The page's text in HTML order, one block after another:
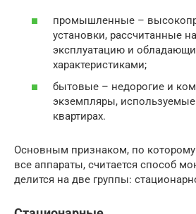
промышленные –
установки, рассчитанные
эксплуатацию и
характеристиками;
бытовые – недорогие и
экземпляры,
квартирах.
Основным признаком, по
все аппараты, считается способ
делится на две группы: